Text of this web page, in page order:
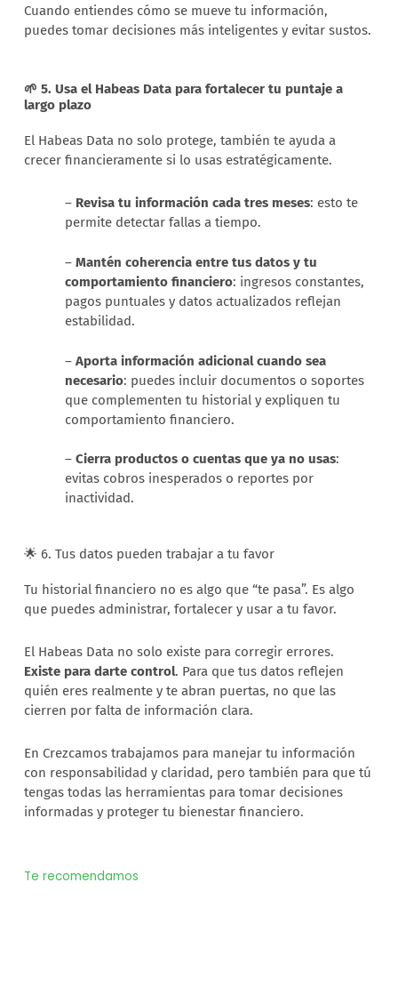
Cuando entiendes cómo se mueve tu información,
puedes tomar decisiones más inteligentes y evitar sustos.
🌱 5. Usa el Habeas Data para fortalecer tu puntaje a
largo plazo
El Habeas Data no solo protege, también te ayuda a
crecer financieramente si lo usas estratégicamente.
– Revisa tu información cada tres meses: esto te
permite detectar fallas a tiempo.
– Mantén coherencia entre tus datos y tu
comportamiento financiero: ingresos constantes,
pagos puntuales y datos actualizados reflejan
estabilidad.
– Aporta información adicional cuando sea
necesario: puedes incluir documentos o soportes
que complementen tu historial y expliquen tu
comportamiento financiero.
– Cierra productos o cuentas que ya no usas:
evitas cobros inesperados o reportes por
inactividad.
🌟 6. Tus datos pueden trabajar a tu favor
Tu historial financiero no es algo que “te pasa”. Es algo
que puedes administrar, fortalecer y usar a tu favor.
El Habeas Data no solo existe para corregir errores.
Existe para darte control. Para que tus datos reflejen
quién eres realmente y te abran puertas, no que las
cierren por falta de información clara.
En Crezcamos trabajamos para manejar tu información
con responsabilidad y claridad, pero también para que tú
tengas todas las herramientas para tomar decisiones
informadas y proteger tu bienestar financiero.
Te recomendamos